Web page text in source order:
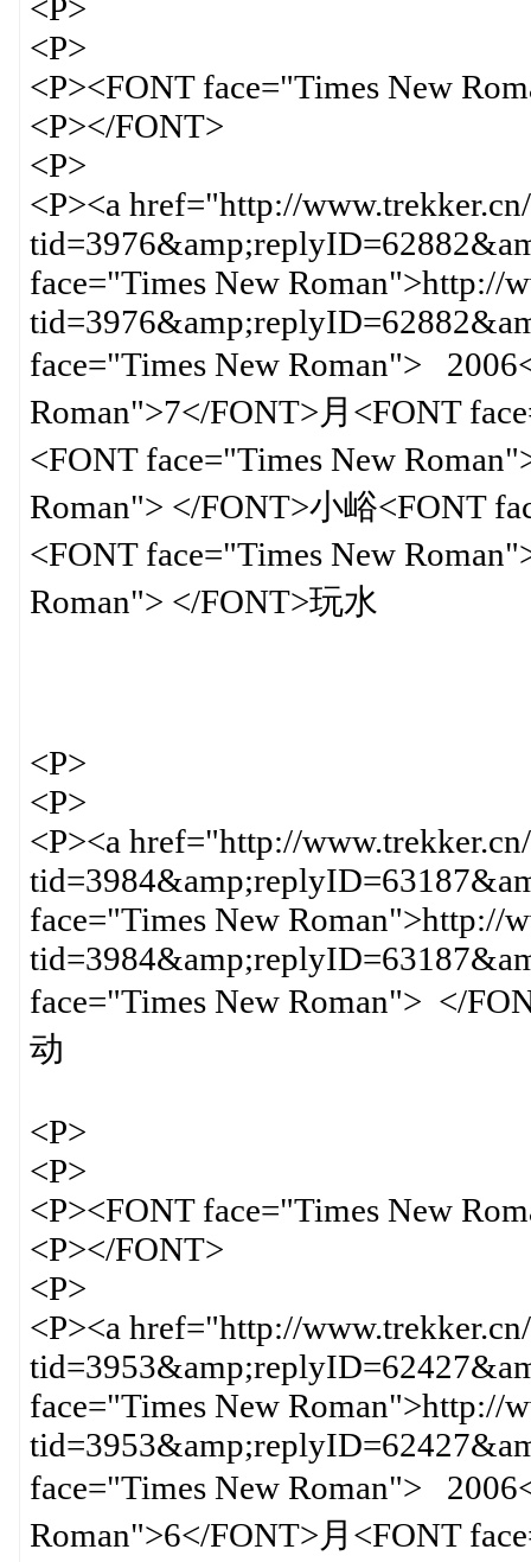
<P>
<P>
<P><FONT face="Times New
<P></FONT>
<P>
<P><a href="http://
face="Times New Roman">http://
face="Times New Roman">
Roman">7</FONT>月<FONT
<FONT face="Times New
Roman"> </FONT>小峪<FONT
<FONT face="Times New
Roman"> </FONT>玩水
<P>
<P>
<P><a href="http://
face="Times New Roman">http://
face="Times New Roman"> </
动
<P>
<P>
<P><FONT face="Times New
<P></FONT>
<P>
<P><a href="http://
face="Times New Roman">http://
face="Times New Roman">
Roman">6</FONT>月<FONT